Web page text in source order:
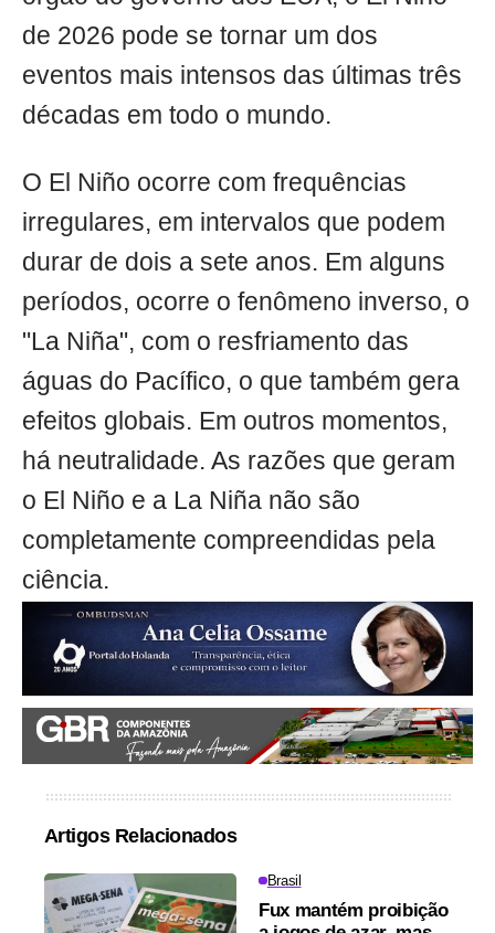
de 2026 pode se tornar um dos
eventos mais intensos das últimas três
décadas em todo o mundo.
O El Niño ocorre com frequências
irregulares, em intervalos que podem
durar de dois a sete anos. Em alguns
períodos, ocorre o fenômeno inverso, o
"La Niña", com o resfriamento das
águas do Pacífico, o que também gera
efeitos globais. Em outros momentos,
há neutralidade. As razões que geram
o El Niño e a La Niña não são
completamente compreendidas pela
ciência.
Artigos Relacionados
Brasil
Fux mantém proibição